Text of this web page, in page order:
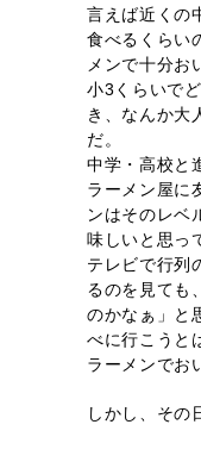
言えば近くの
食べるくらい
メンで十分お
小3くらいで
き、なんか大
だ。
中学・高校と
ラーメン屋に
ンはそのレベ
味しいと思っ
テレビで行列
るのを見ても
のかなぁ」と
べに行こうと
ラーメンでお
しかし、その